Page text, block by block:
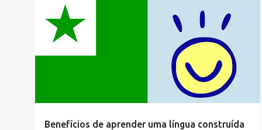
Benefícios de aprender uma língua construída
CONSTRUÍDO HISTÓRIA